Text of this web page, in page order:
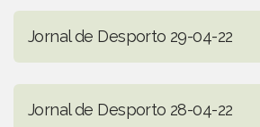
Jornal de Desporto 29-04-22
Jornal de Desporto 28-04-22